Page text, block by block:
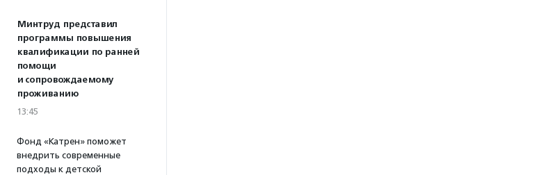
Минтруд представил
программы повышения
квалификации по ранней
помощи
и сопровождаемому
проживанию
13:45
Фонд «Катрен» поможет
внедрить современные
подходы к детской